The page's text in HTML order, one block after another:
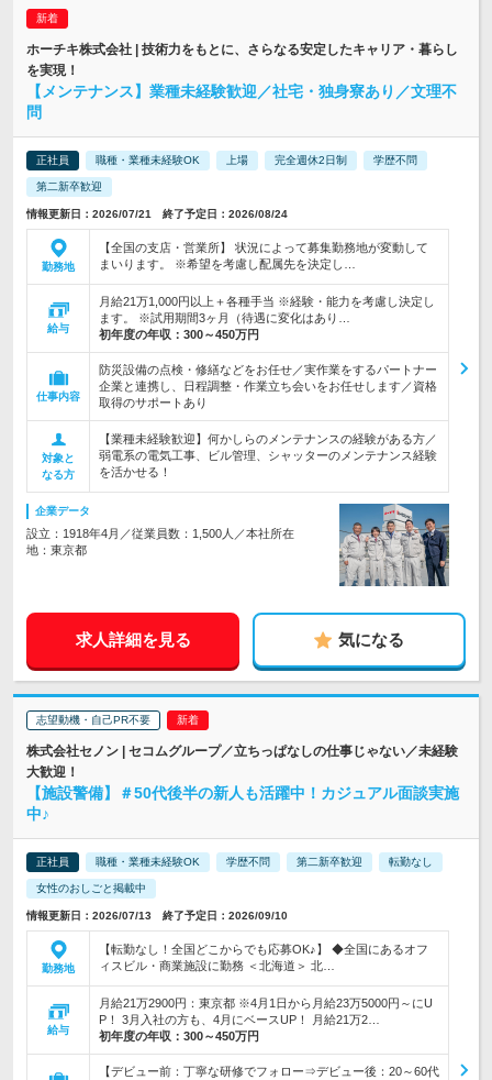
ホーチキ株式会社 | 技術力をもとに、さらなる安定したキャリア・暮らし
を実現！
【メンテナンス】業種未経験歓迎／社宅・独身寮あり／文理不
問
正社員 職種・業種未経験OK 上場 完全週休2日制 学歴不問
第二新卒歓迎
情報更新日：2026/07/21 終了予定日：2026/08/24
勤務地
【全国の支店・営業所】 状況によって募集勤務地が変動して
まいります。 ※希望を考慮し配属先を決定し…
給与
月給21万1,000円以上＋各種手当 ※経験・能力を考慮し決定し
ます。 ※試用期間3ヶ月（待遇に変化はあり…
初年度の年収： 300～450万円
仕事内容
防災設備の点検・修繕などをお任せ／実作業をするパートナー
企業と連携し、日程調整・作業立ち会いをお任せします／資格
取得のサポートあり
対象と
なる方
【業種未経験歓迎】何かしらのメンテナンスの経験がある方／
弱電系の電気工事、ビル管理、シャッターのメンテナンス経験
を活かせる！
企業データ
設立：1918年4月／従業員数：1,500人／本社所在
地：東京都
求人詳細を見る 気になる
志望動機・自己PR不要
株式会社セノン | セコムグループ／立ちっぱなしの仕事じゃない／未経験
大歓迎！
【施設警備】＃50代後半の新人も活躍中！カジュアル面談実施
中♪
正社員 職種・業種未経験OK 学歴不問 第二新卒歓迎 転勤なし
女性のおしごと掲載中
情報更新日：2026/07/13 終了予定日：2026/09/10
勤務地
【転勤なし！全国どこからでも応募OK♪】 ◆全国にあるオフ
ィスビル・商業施設に勤務 ＜北海道＞ 北…
給与
月給21万2900円：東京都 ※4月1日から月給23万5000円～にU
P！ 3月入社の方も、4月にベースUP！ 月給21万2…
初年度の年収： 300～450万円
【デビュー前：丁寧な研修でフォロー⇒デビュー後：20～60代